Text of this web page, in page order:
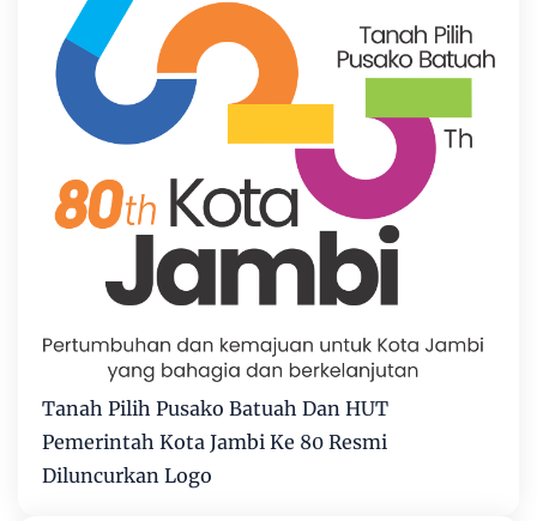
Tanah Pilih Pusako Batuah Dan HUT
Pemerintah Kota Jambi Ke 80 Resmi
Diluncurkan Logo